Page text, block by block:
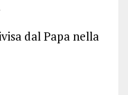
dal Papa nella